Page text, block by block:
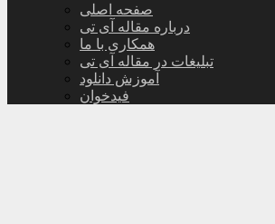
صفحه اصلی
درباره مقاله آی تی
همکاری با ما
تبلیغات در مقاله آی تی
آموزش دانلود
فیدخوان